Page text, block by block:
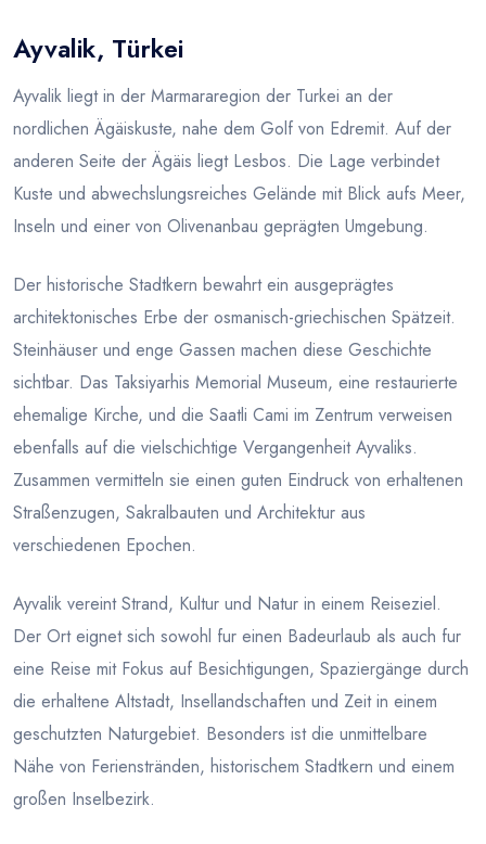
Blog
Ayvalik, Türkei
Ayvalik liegt in der Marmararegion der Turkei an der
nordlichen Ägäiskuste, nahe dem Golf von Edremit. Auf der
anderen Seite der Ägäis liegt Lesbos. Die Lage verbindet
Kuste und abwechslungsreiches Gelände mit Blick aufs Meer,
Inseln und einer von Olivenanbau geprägten Umgebung.
Der historische Stadtkern bewahrt ein ausgeprägtes
architektonisches Erbe der osmanisch-griechischen Spätzeit.
Steinhäuser und enge Gassen machen diese Geschichte
sichtbar. Das Taksiyarhis Memorial Museum, eine restaurierte
ehemalige Kirche, und die Saatli Cami im Zentrum verweisen
ebenfalls auf die vielschichtige Vergangenheit Ayvaliks.
Zusammen vermitteln sie einen guten Eindruck von erhaltenen
Straßenzugen, Sakralbauten und Architektur aus
verschiedenen Epochen.
Ayvalik vereint Strand, Kultur und Natur in einem Reiseziel.
Der Ort eignet sich sowohl fur einen Badeurlaub als auch fur
eine Reise mit Fokus auf Besichtigungen, Spaziergänge durch
die erhaltene Altstadt, Insellandschaften und Zeit in einem
geschutzten Naturgebiet. Besonders ist die unmittelbare
Nähe von Ferienstränden, historischem Stadtkern und einem
großen Inselbezirk.